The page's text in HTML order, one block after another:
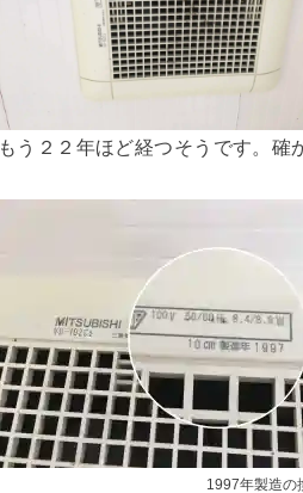
もう２２年ほど経つそうです。
1997年製造